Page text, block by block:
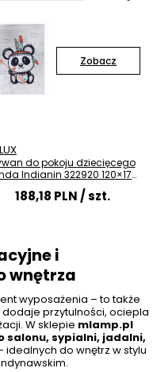
Zobacz
do pokoju dziecięcego
Indianin 322920 120×170
kolorowy
188,18 PLN/ szt.
i
wnętrza
wyposażenia – to także
dodaje przytulności, ociepla
W sklepie mlamp.pl
salonu, sypialni, jadalni,
idealnych do wnętrz w stylu